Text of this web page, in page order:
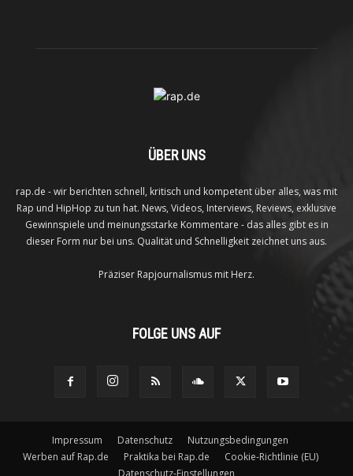
ÜBER UNS
rap.de - wir berichten schnell, kritisch und kompetent über alles, was mit
Rap und HipHop zu tun hat. News, Videos, Interviews, Reviews, exklusive
Gewinnspiele und meinungsstarke Kommentare - das alles gibt es in
dieser Form nur bei uns. Qualität und Schnelligkeit zeichnet uns aus.
Präziser Rapjournalismus mit Herz.
FOLGE UNS AUF
Impressum Datenschutz
Nutzungsbedingungen
Werben auf Rap.de
Praktika bei Rap.de
Cookie-Richtlinie (EU)